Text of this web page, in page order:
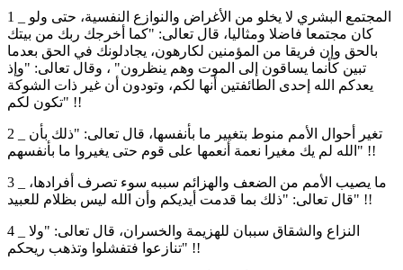
1 _ المجتمع البشري لا يخلو من الأغراض والنوازع النفسية، حتى ولو
كان مجتمعا فاضلا ومثاليا، قال تعالى: "كما أخرجك ربك من بيتك
بالحق وإن فريقا من المؤمنين لكارهون، يجادلونك في الحق بعدما
تبين كأنما يساقون إلى الموت وهم ينظرون" ، وقال تعالى: "وإذ
يعدكم الله إحدى الطائفتين أنها لكم، وتودون أن غير ذات الشوكة
تكون لكم" !!
2 _ تغير أحوال الأمم منوط بتغيير ما بأنفسها، قال تعالى: "ذلك بأن
الله لم يك مغيرا نعمة أنعمها على قوم حتى يغيروا ما بأنفسهم" !!
3 _ ما يصيب الأمم من الضعف والهزائم سببه سوء تصرف أفرادها،
قال تعالى: "ذلك بما قدمت أيديكم وأن الله ليس بظلام للعبيد" !!
4 _ النزاع والشقاق سببان للهزيمة والخسران، قال تعالى: "ولا
تنازعوا فتفشلوا وتذهب ريحكم" !!